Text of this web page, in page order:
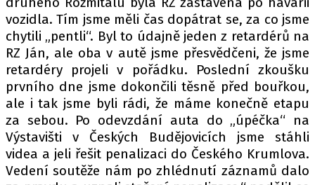
vozidla. Tím jsme měli čas dopátrat se, za co jsme
chytili „pentli“. Byl to údajně jeden z retardérů na
RZ Ján, ale oba v autě jsme přesvědčeni, že jsme
retardéry projeli v pořádku. Poslední zkoušku
prvního dne jsme dokončili těsně před bouřkou,
ale i tak jsme byli rádi, že máme konečně etapu
za sebou. Po odevzdání auta do „úpéčka“ na
Výstavišti v Českých Budějovicích jsme stáhli
videa a jeli řešit penalizaci do Českého Krumlova.
Vedení soutěže nám po zhlédnutí záznamů dalo